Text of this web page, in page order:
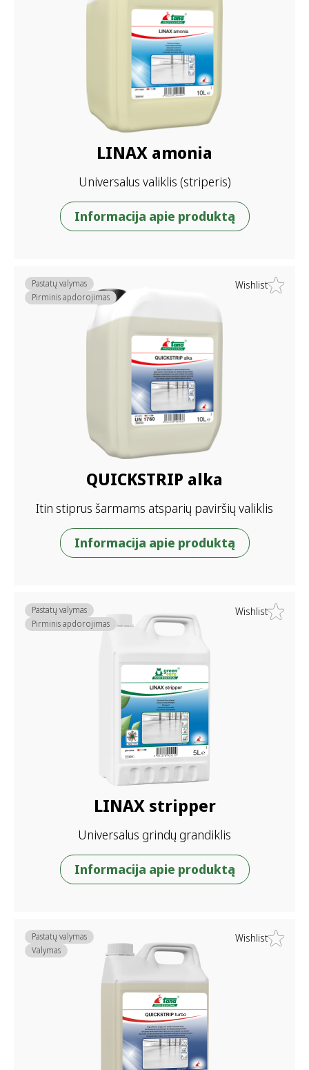
LINAX amonia
Universalus valiklis (striperis)
Informacija apie produktą
Wishlist
QUICKSTRIP alka
Itin stiprus šarmams atsparių paviršių valiklis
Pastatų valymas
Pirminis apdorojimas
Informacija apie produktą
Wishlist
LINAX stripper
Universalus grindų grandiklis
Pastatų valymas
Pirminis apdorojimas
Informacija apie produktą
Wishlist
Pastatų valymas
Valymas